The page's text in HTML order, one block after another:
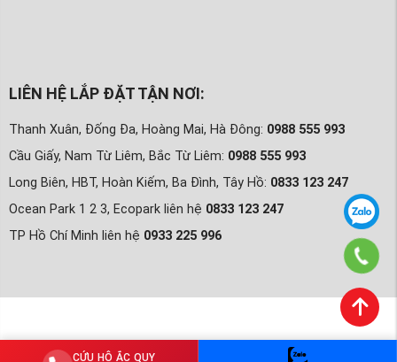
LIÊN HỆ LẮP ĐẶT TẬN NƠI:
Thanh Xuân, Đống Đa, Hoàng Mai, Hà Đông: 0988 555 993
Cầu Giấy, Nam Từ Liêm, Bắc Từ Liêm: 0988 555 993
Long Biên, HBT, Hoàn Kiếm, Ba Đình, Tây Hồ: 0833 123 247
Ocean Park 1 2 3, Ecopark liên hệ 0833 123 247
TP Hồ Chí Minh liên hệ 0933 225 996
CỨU HỘ ẮC QUY